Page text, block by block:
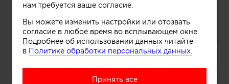
нам требуется ваше согласие.
Вы можете изменить настройки или отозвать
согласие в любое время во всплывающем окне.
Подробнее об использовании данных читайте
в Политике обработки персональных данных.
Принять все